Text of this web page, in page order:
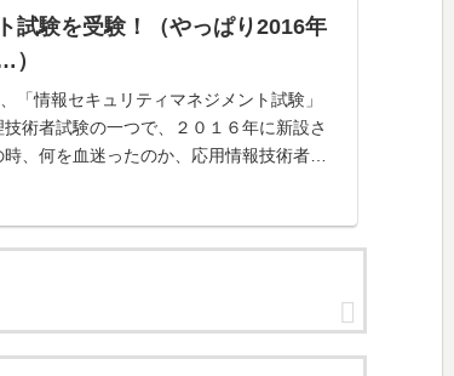
試験を受験！（やっぱり2016年
）
「情報セキュリティマネジメント試験」
術者試験の一つで、２０１６年に新設さ
、何を血迷ったのか、応用情報技術者試